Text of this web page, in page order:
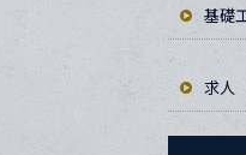
基礎
求人